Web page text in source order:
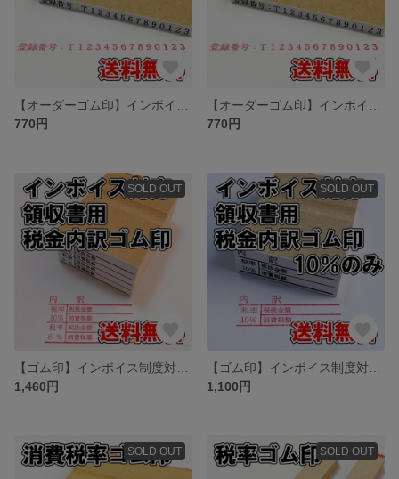
770円
770円
SOLD OUT
1,460円
SOLD OUT
1,100円
SOLD OUT SOLD OUT